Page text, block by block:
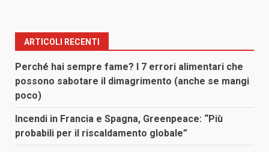
ARTICOLI RECENTI
Perché hai sempre fame? I 7 errori alimentari che
possono sabotare il dimagrimento (anche se mangi
poco)
Incendi in Francia e Spagna, Greenpeace: “Più
probabili per il riscaldamento globale”